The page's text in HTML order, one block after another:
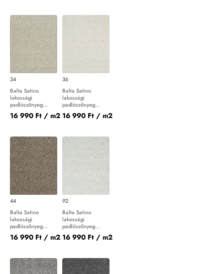
34
Balta Satino
lakossági
padlószőnyeg
Frivola 34
16 990 Ft / m2
36
Balta Satino
lakossági
padlószőnyeg
Frivola 36
16 990 Ft / m2
44
Balta Satino
lakossági
padlószőnyeg
Frivola 44
16 990 Ft / m2
92
Balta Satino
lakossági
padlószőnyeg
Frivola 92
16 990 Ft / m2